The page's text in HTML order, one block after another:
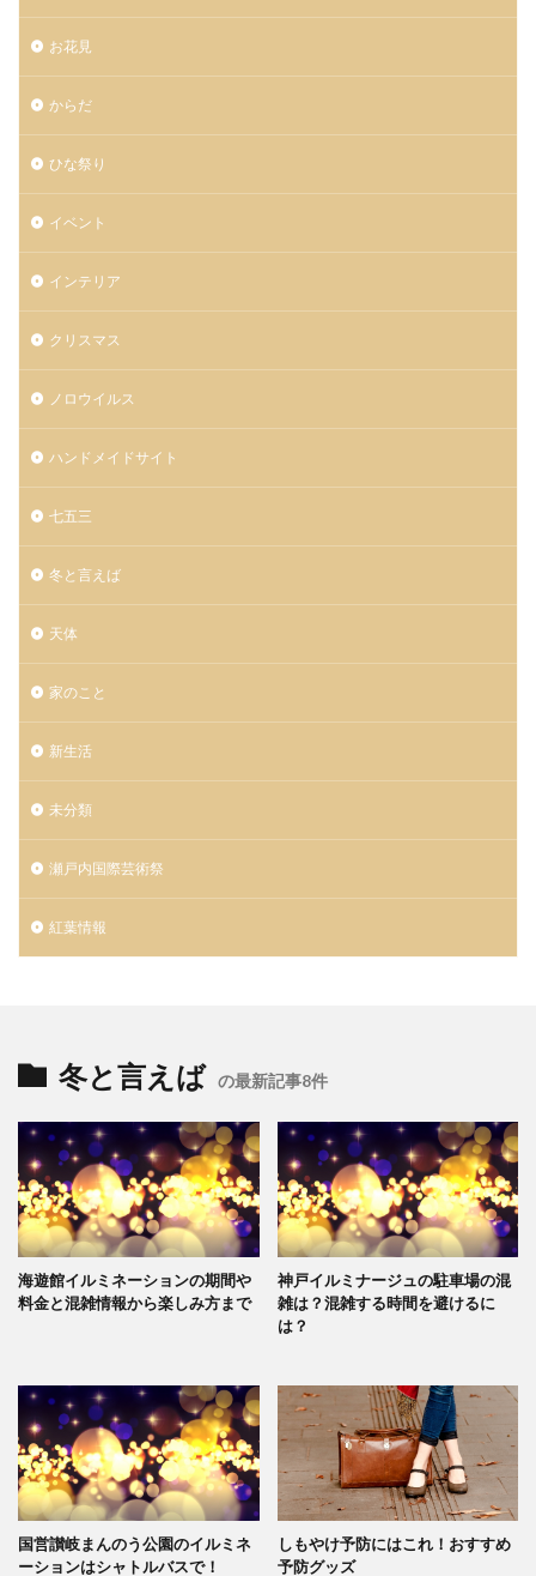
お花見
からだ
ひな祭り
イベント
インテリア
クリスマス
ノロウイルス
ハンドメイドサイト
七五三
冬と言えば
天体
家のこと
新生活
未分類
瀬戸内国際芸術祭
紅葉情報
冬と言えば の最新記事8件
海遊館イルミネーションの期間や
料金と混雑情報から楽しみ方まで
神戸イルミナージュの駐車場の混
雑は？混雑する時間を避けるに
は？
国営讃岐まんのう公園のイルミネ
ーションはシャトルバスで！
しもやけ予防にはこれ！おすすめ
予防グッズ